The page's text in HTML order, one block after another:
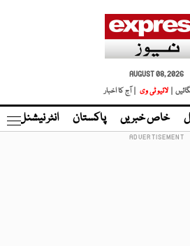
AUGUST 08, 2026
|
لائیو ٹی وی | آج کا اخبار
خاص خبریں پاکستان انٹر نیشنل